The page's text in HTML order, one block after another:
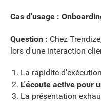
Cas d'usage :
Question : Chez
lors d'une interaction
La rapidité
L'écoute active pour
La présentation